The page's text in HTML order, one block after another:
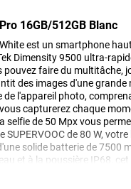
16GB/512GB Blanc
est un smartphone
Dimensity 9500 ultra-
faire du multitâche,
des images d'une
l'appareil photo,
capturerez chaque
selfie de 50 Mpx vous
de 80 W,
solide batterie de 7500
et à la poussière IP68,